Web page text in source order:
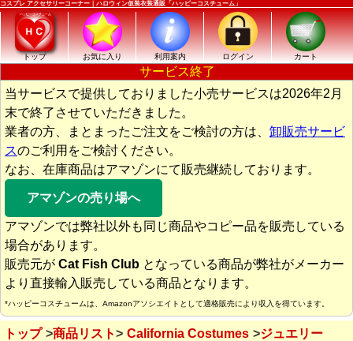
コスプレ アクセサリーコーナー｜ハロウィン仮装衣装通販「ハッピーコスチューム」
トップ お気に入り 利用案内 ログイン カート
サービス終了
当サービスで提供しておりました小売サービスは2026年2月
末で終了させていただきました。
業者の方、まとまったご注文をご検討の方は、 卸販売サービ
スのご利用をご検討ください。
なお、在庫商品はアマゾンにて販売継続しております。
アマゾンの売り場へ
アマゾンでは弊社以外も同じ商品やコピー品を販売している
場合があります。
販売元が Cat Fish Club となっている商品が弊社がメーカー
より直接輸入販売している商品となります。
*ハッピーコスチュームは、Amazonアソシエイトとして適格販売により収入を得ています。
トップ 商品リスト California Costumes ジュエリー